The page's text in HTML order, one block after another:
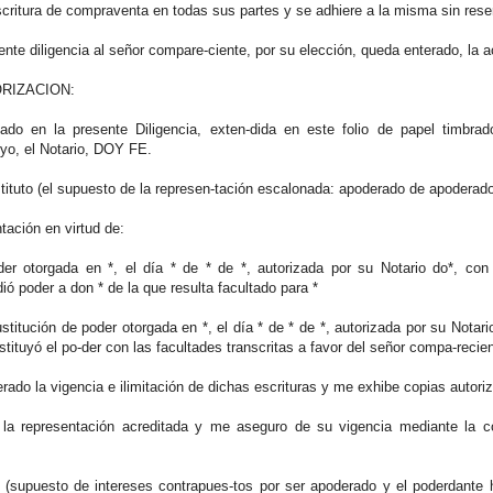
de compraventa en todas sus partes y se adhiere a la misma sin
diligencia al señor compare-ciente, por su elección, queda enterado, la
en la presente Diligencia, exten-dida en este folio de papel
el Notario, DOY FE.
(el supuesto de la represen-tación escalonada: apoderado de
en virtud de:
otorgada en *, el día * de * de *, autorizada por su Notario do*,
poder a don * de la que resulta facultado para *
de poder otorgada en *, el día * de * de *, autorizada por su
el po-der con las facultades transcritas a favor del señor compa-
la vigencia e ilimitación de dichas escrituras y me exhibe copias
la representación acreditada y me aseguro de su vigencia mediante la
de intereses contrapues-tos por ser apoderado y el poderdante